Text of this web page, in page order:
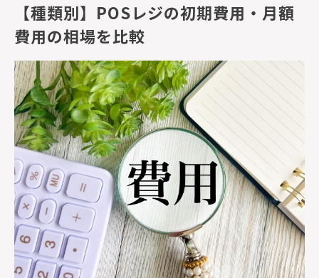
【種類別】POSレジの初期費用・月額
費用の相場を比較